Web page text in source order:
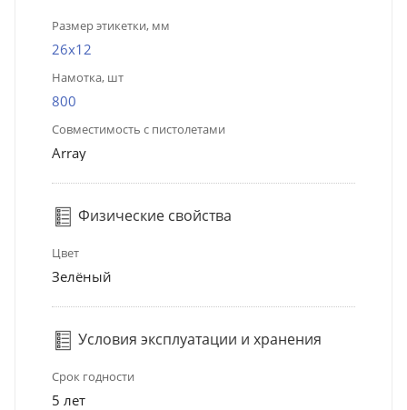
Размер этикетки, мм
26х12
Намотка, шт
800
Совместимость с пистолетами
Array
Физические свойства
Цвет
Зелёный
Условия эксплуатации и хранения
Срок годности
5 лет